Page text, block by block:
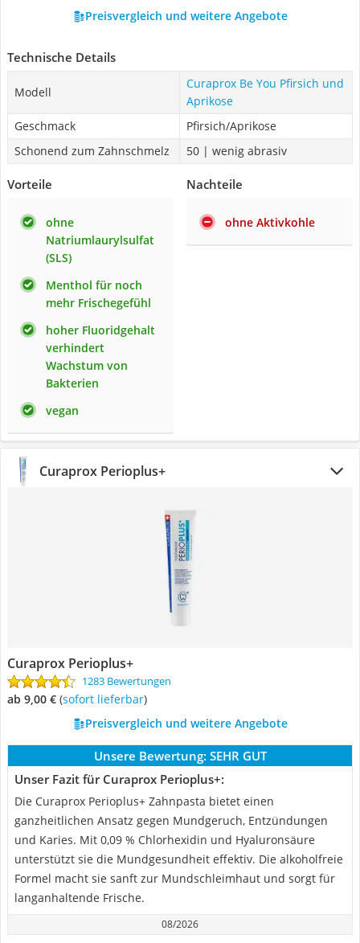
Preisvergleich und weitere Angebote
Technische Details
Modell
Curaprox Be You Pfirsich und
Aprikose
Geschmack
Pfirsich/Aprikose
Schonend zum Zahnschmelz
50 | wenig abrasiv
Vorteile
ohne
Natriumlaurylsulfat
(SLS)
Menthol für noch
mehr Frischegefühl
hoher Fluoridgehalt
verhindert
Wachstum von
Bakterien
vegan
Nachteile
ohne Aktivkohle
Curaprox Perioplus+
Curaprox Perioplus+
1283 Bewertungen
ab 9,00 € ( Sofort lieferbar)
Preisvergleich und weitere Angebote
Unsere Bewertung: SEHR GUT
Unser Fazit für Curaprox Perioplus+:
Die Curaprox Perioplus+ Zahnpasta bietet einen
ganzheitlichen Ansatz gegen Mundgeruch, Entzündungen
und Karies. Mit 0,09 % Chlorhexidin und Hyaluronsäure
unterstützt sie die Mundgesundheit effektiv. Die alkoholfreie
Formel macht sie sanft zur Mundschleimhaut und sorgt für
langanhaltende Frische.
08/2026